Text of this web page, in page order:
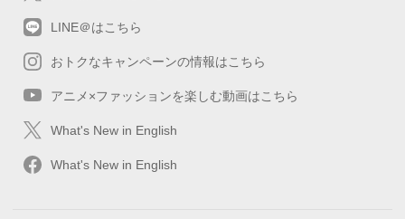
LINE＠はこちら
おトクなキャンペーンの情報はこちら
アニメ×ファッションを楽しむ動画はこちら
What's New in English
What's New in English